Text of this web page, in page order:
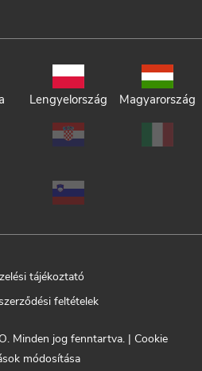
Lengyelország Magyarország
tájékoztató
feltételek
. Minden jog fenntartva. | Cookie
módosítása